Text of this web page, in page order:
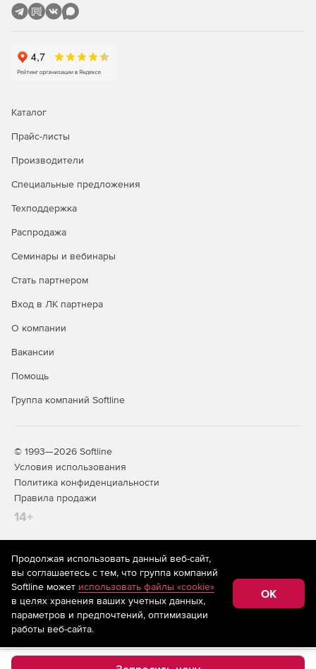
Расширенная поддержка настроек региона и систем
единиц измерения.
Полученные результаты
15099.
другими расчетами и будет автоматически
обновляться при изменении связанных значений.
Столбцы таблиц материалов и граничных условий
разным критериям.
Каталог
Прайс-листы
Производители
Специальные предложения
Техподдержка
Распродажа
Семинары и вебинары
Стать партнером
Вход в ЛК партнера
О компании
Вакансии
Помощь
Группа компаний Softline
© 1993—2026 Softline
Условия использования
Политика конфиденциальности
Правила продажи
14+
На информационном ресурсе store.softline.ru применяются
рекомендательные технологии(информационные технологии
предоставления информации на основе сбора,
систематизации и анализа сведений, относящихся к
предпочтениям пользователей сети «Интернет»,
находящихся на территории Российской Федерации)
Продолжая использовать данный веб-сайт,
вы соглашаетесь с тем, что группа компаний
Softline может использовать файлы «cookie»
в целях хранения ваших учетных данных,
параметров и предпочтений, оптимизации
работы веб-сайта.
OK